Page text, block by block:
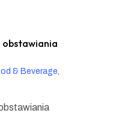
obstawiania
& Beverage,